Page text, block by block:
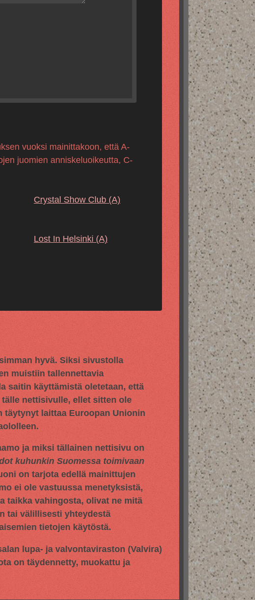
vuoksi mainittakoon, että A-
juomien anniskeluoikeutta, C-
Crystal Show Club (A)
Lost In Helsinki (A)
hyvä. Siksi sivustolla
muistiin tallennettavia
saitin käyttämistä oletetaan, että
nettisivulle, ellet sitten ole
täytynyt laittaa Euroopan Unionin
ja miksi tällainen nettisivu on
kuhunkin Suomessa toimivaan
on tarjota edellä mainittujen
ei ole vastuussa menetyksistä,
taikka vahingosta, olivat ne mitä
tai välillisesti yhteydestä
tietojen käytöstä.
lupa- ja valvontaviraston (Valvira)
on täydennetty, muokattu ja